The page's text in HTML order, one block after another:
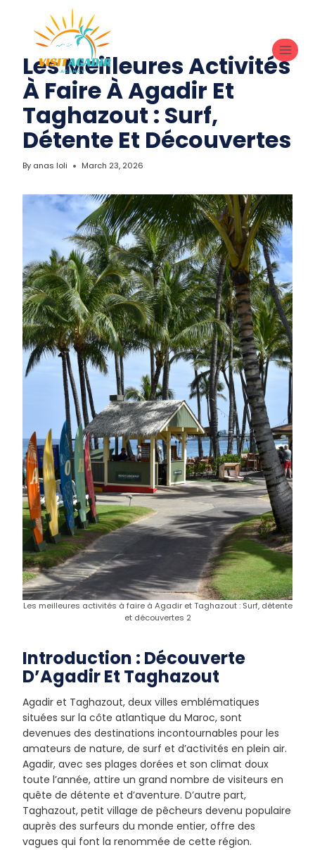
VOYAGE AU MAROC
Les Meilleures Activités
À Faire À Agadir Et
Taghazout : Surf,
Détente Et Découvertes
By anas loli March 23, 2026
Les meilleures activités à faire à Agadir et Taghazout : Surf, détente
et découvertes 2
Introduction : Découverte
D’Agadir Et Taghazout
Agadir et Taghazout, deux villes emblématiques
situées sur la côte atlantique du Maroc, sont
devenues des destinations incontournables pour les
amateurs de nature, de surf et d’activités en plein air.
Agadir, avec ses plages dorées et son climat doux
toute l’année, attire un grand nombre de visiteurs en
quête de détente et d’aventure. D’autre part,
Taghazout, petit village de pêcheurs devenu populaire
auprès des surfeurs du monde entier, offre des
vagues qui font la renommée de cette région.